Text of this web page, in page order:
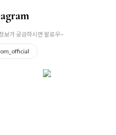
보가 궁금하시면 팔로우~